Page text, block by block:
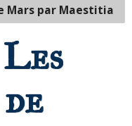
Mars par Maestitia
Les